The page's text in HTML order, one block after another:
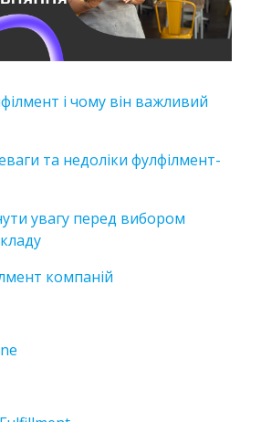
і чому він важливий
та недоліки фулфілмент-
увагу перед вибором
компаній